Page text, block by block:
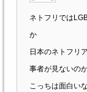
ネトフリでは
か
日本のネトフリ
事者が見ないの
こっちは面白い